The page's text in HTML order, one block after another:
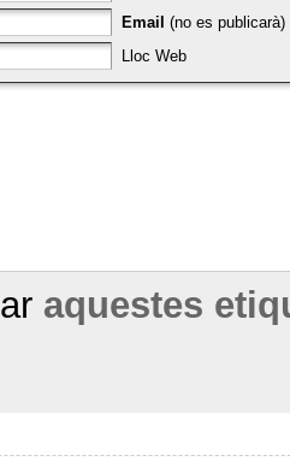
Email (no es publicarà)
Lloc Web
aquestes